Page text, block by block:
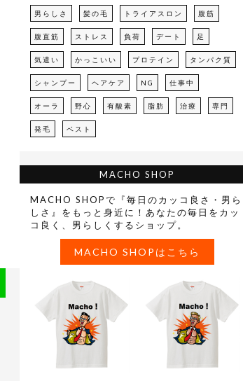
男らしさ 髪の毛 トライアスロン 腹筋
腹直筋 ストレス 負荷 デート 足
気遣い かっこいい プロテイン タンパク質
シャンプー ヘアケア NG 仕事中
オーラ 野心 有酸素 脂肪 治療 専門
発毛 ベスト
MACHO SHOP
MACHO SHOPで『毎日のカッコ良さ・男ら
しさ』をもっと身近に！あなたの毎日をカッ
コ良く、男らしくするショップ。
MACHO SHOPはこちら